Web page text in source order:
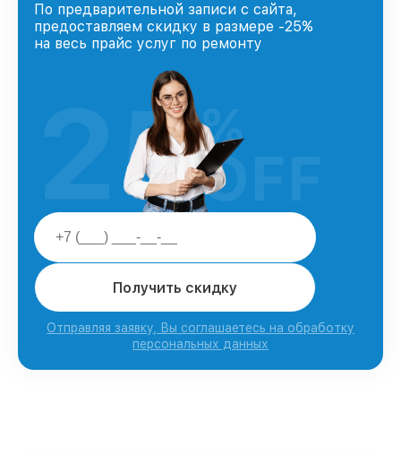
По предварительной записи с сайта,
предоставляем скидку в размере -25%
на весь прайс услуг по ремонту
Получить скидку
Отправляя заявку, Вы соглашаетесь на обработку
персональных данных
25%
OFF